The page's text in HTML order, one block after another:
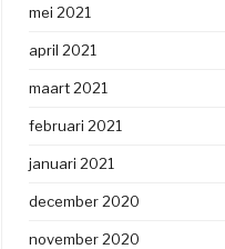
mei 2021
april 2021
maart 2021
februari 2021
januari 2021
december 2020
november 2020